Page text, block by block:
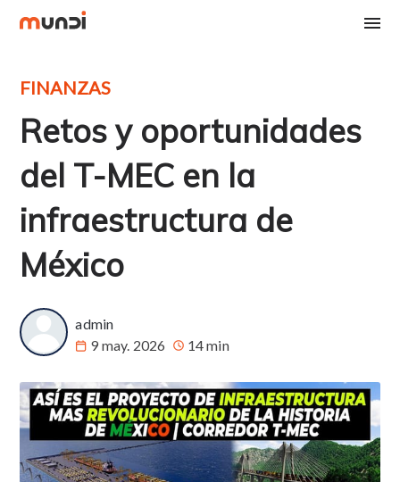
FINANZAS
Retos y oportunidades
del T-MEC en la
infraestructura de
México
admin
9 may. 2026
14 min